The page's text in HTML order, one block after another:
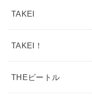
TAKEI
TAKEI！
THEビートル